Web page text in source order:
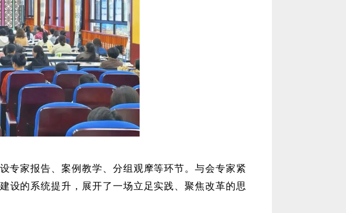
专家报告、案例教学、分组观摩等环节。与会专家紧
设的系统提升，展开了一场立足实践、聚焦改革的思